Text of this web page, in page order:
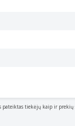
tiekėjų kaip ir prekių